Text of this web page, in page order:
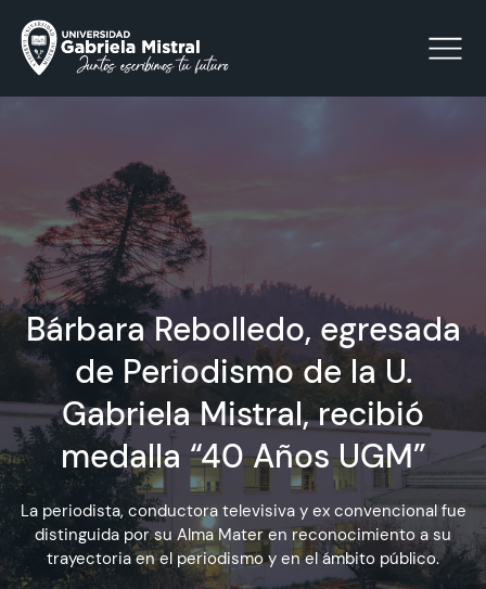
La Universidad
Facultades y Escuelas
Vinculación con el Medio
Investigación
Acreditación
Admisión
Bárbara Rebolledo, egresada
de Periodismo de la U.
Gabriela Mistral, recibió
medalla “40 Años UGM”
La periodista, conductora televisiva y ex convencional fue
distinguida por su Alma Mater en reconocimiento a su
trayectoria en el periodismo y en el ámbito público.